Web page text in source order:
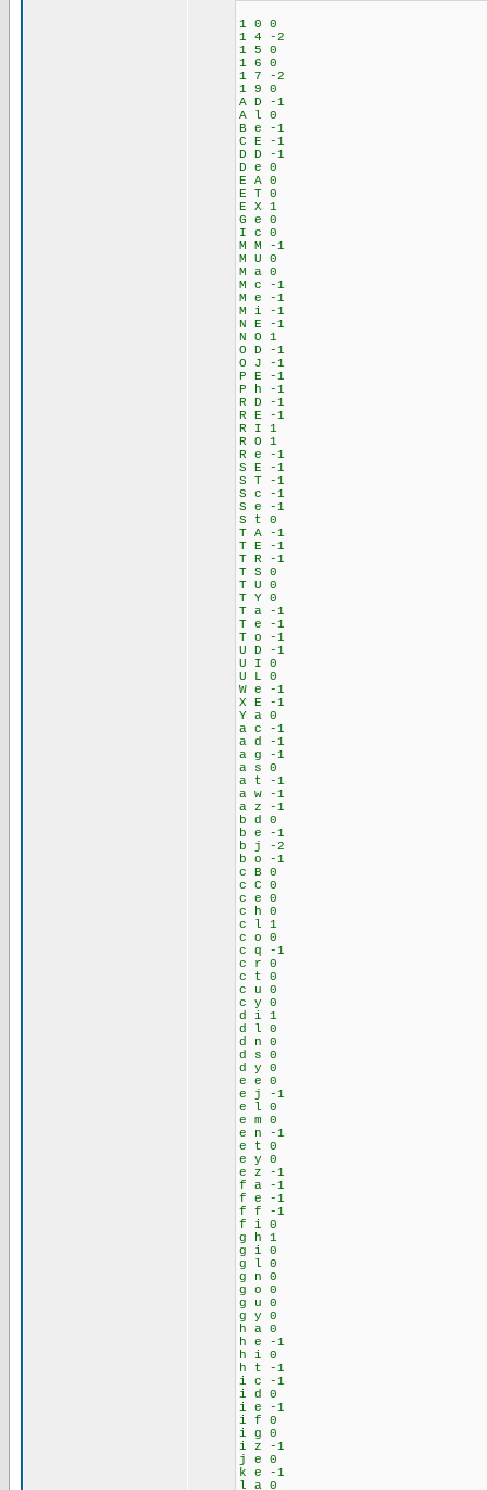
1 0 0
1 4 -2
1 5 0
1 6 0
1 7 -2
1 9 0
A D -1
A l 0
B e -1
C E -1
D D -1
D e 0
E A 0
E T 0
E X 1
G e 0
I c 0
M M -1
M U 0
M a 0
M c -1
M e -1
M i -1
N E -1
N O 1
O D -1
O J -1
P E -1
P h -1
R D -1
R E -1
R I 1
R O 1
R e -1
S E -1
S T -1
S c -1
S e -1
S t 0
T A -1
T E -1
T R -1
T S 0
T U 0
T Y 0
T a -1
T e -1
T o -1
U D -1
U I 0
U L 0
W e -1
X E -1
Y a 0
a c -1
a d -1
a g -1
a s 0
a t -1
a w -1
a z -1
b d 0
b e -1
b j -2
b o -1
c B 0
c C 0
c e 0
c h 0
c l 1
c o 0
c q -1
c r 0
c t 0
c u 0
c y 0
d i 1
d l 0
d n 0
d s 0
d y 0
e e 0
e j -1
e l 0
e m 0
e n -1
e t 0
e y 0
e z -1
f a -1
f e -1
f f -1
f i 0
g h 1
g i 0
g l 0
g n 0
g o 0
g u 0
g y 0
h a 0
h e -1
h i 0
h t -1
i c -1
i d 0
i e -1
i f 0
i g 0
i z -1
j e 0
k e -1
l a 0